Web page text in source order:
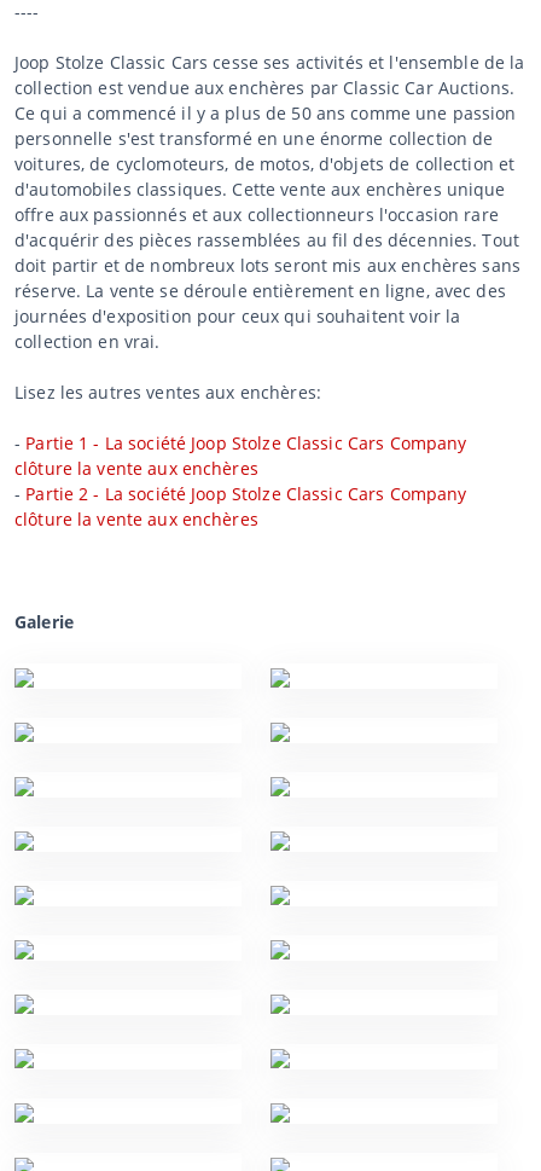
----
Joop Stolze Classic Cars cesse ses activités et l'ensemble de la
collection est vendue aux enchères par Classic Car Auctions.
Ce qui a commencé il y a plus de 50 ans comme une passion
personnelle s'est transformé en une énorme collection de
voitures, de cyclomoteurs, de motos, d'objets de collection et
d'automobiles classiques. Cette vente aux enchères unique
offre aux passionnés et aux collectionneurs l'occasion rare
d'acquérir des pièces rassemblées au fil des décennies. Tout
doit partir et de nombreux lots seront mis aux enchères sans
réserve. La vente se déroule entièrement en ligne, avec des
journées d'exposition pour ceux qui souhaitent voir la
collection en vrai.
Lisez les autres ventes aux enchères:
- Partie 1 - La société Joop Stolze Classic Cars Company
clôture la vente aux enchères
- Partie 2 - La société Joop Stolze Classic Cars Company
clôture la vente aux enchères
Galerie